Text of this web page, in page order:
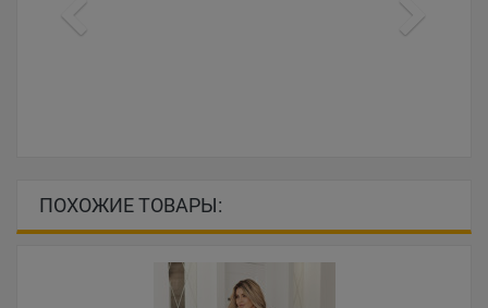
ПОХОЖИЕ ТОВАРЫ: